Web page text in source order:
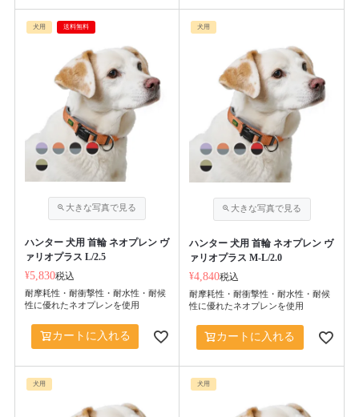
犬用 送料無料
ハンター 犬用 首輪 ネオプレン ヴ
ァリオプラス L/2.5
¥5,830税込
耐摩耗性・耐衝撃性・耐水性・耐候
性に優れたネオプレンを使用
カートに入れる
犬用
ハンター 犬用 首輪 ネオプレン ヴ
ァリオプラス M-L/2.0
¥4,840税込
耐摩耗性・耐衝撃性・耐水性・耐候
性に優れたネオプレンを使用
カートに入れる
犬用 犬用